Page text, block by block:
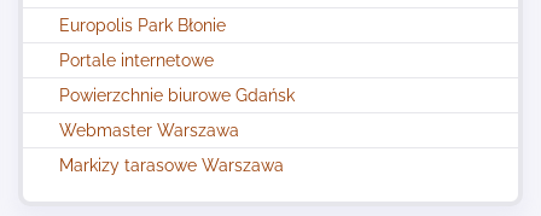
Europolis Park Błonie
Portale internetowe
Powierzchnie biurowe Gdańsk
Webmaster Warszawa
Markizy tarasowe Warszawa